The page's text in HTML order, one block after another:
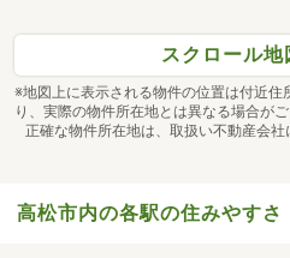
スクロール地
※地図上に表示される物件の位置は付近住
り、実際の物件所在地とは異なる場合がご
正確な物件所在地は、取扱い不動産会社
高松市内の各駅の住みやすさ